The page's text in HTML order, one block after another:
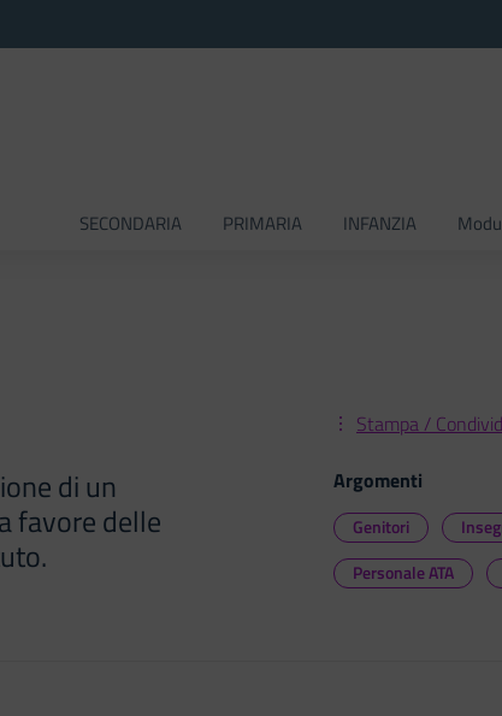
SECONDARIA PRIMARIA INFANZIA
di un
favore delle
Stampa /
Argomenti
Genitori
Personale ATA